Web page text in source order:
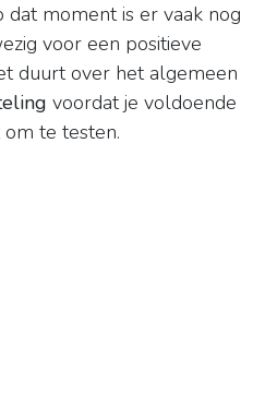
dat moment is er vaak nog
voor een positieve
duurt over het algemeen
voordat je voldoende
te testen.